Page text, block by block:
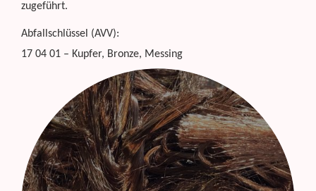
zugeführt.
Abfallschlüssel (AVV):
17 04 01 – Kupfer, Bronze, Messing